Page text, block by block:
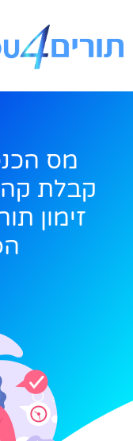
מס
קבלת
זימון